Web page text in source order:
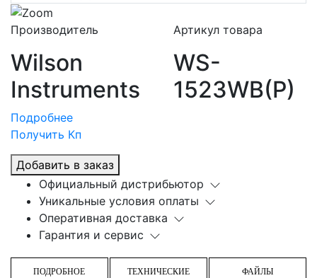
Производитель
Wilson
Instruments
Артикул товара
WS-
1523WB(P)
Подробнее
Получить Кп
Добавить в заказ
Официальный дистрибьютор
Уникальные условия оплаты
Оперативная доставка
Гарантия и сервис
ПОДРОБНОЕ
ТЕХНИЧЕСКИЕ
ФАЙЛЫ